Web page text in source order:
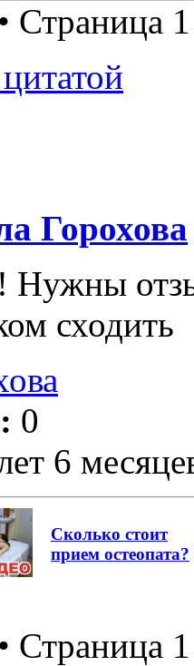
Страница
Горохова
Нужны
сходить
0
6
Сколько стоит
прием остеопата?
Страница